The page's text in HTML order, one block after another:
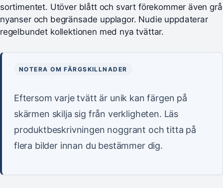
sortimentet. Utöver blått och svart förekommer även grå
nyanser och begränsade upplagor. Nudie uppdaterar
regelbundet kollektionen med nya tvättar.
NOTERA OM FÄRGSKILLNADER
Eftersom varje tvätt är unik kan färgen på
skärmen skilja sig från verkligheten. Läs
produktbeskrivningen noggrant och titta på
flera bilder innan du bestämmer dig.